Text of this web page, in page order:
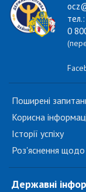
0
Поширені
Корисна
Історії успіху
Роз'яснення
Державні